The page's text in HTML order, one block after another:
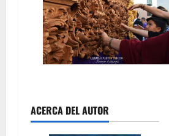
ACERCA DEL AUTOR